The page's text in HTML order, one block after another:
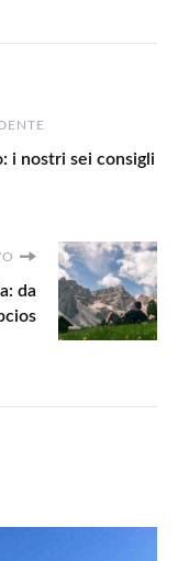
i nostri sei consigli
da